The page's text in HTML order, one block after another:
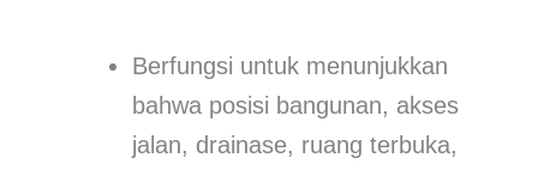
Berfungsi untuk menunjukkan
bahwa posisi bangunan, akses
jalan, drainase, ruang terbuka,